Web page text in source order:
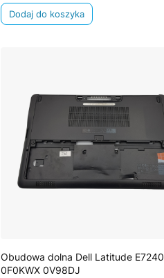
Dodaj do koszyka
Obudowa dolna Dell Latitude E7240
0F0KWX 0V98DJ